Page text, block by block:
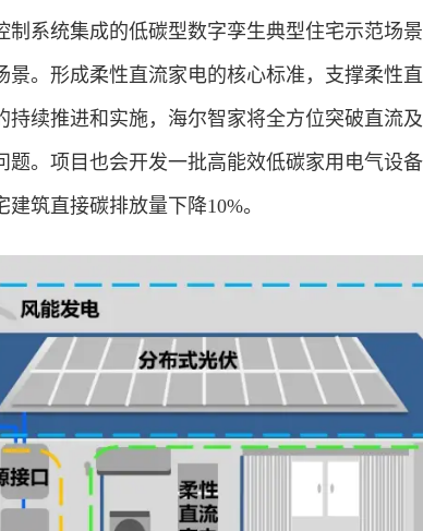
制系统集成的低碳型数字孪生典型住宅示范场
景。形成柔性直流家电的核心标准，支撑柔性
持续推进和实施，海尔智家将全方位突破直流
题。项目也会开发一批高能效低碳家用电气设
筑直接碳排放量下降10%。